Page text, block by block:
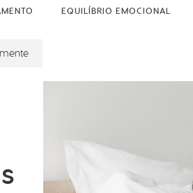
EQUILÍBRIO EMOCIONAL